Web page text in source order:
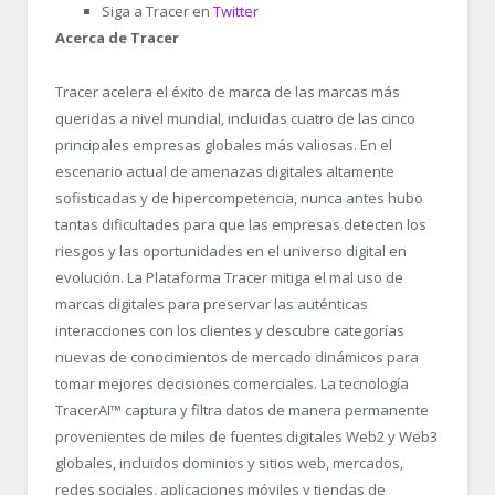
Siga a Tracer en Twitter
Acerca de Tracer
Tracer acelera el éxito de marca de las marcas más
queridas a nivel mundial, incluidas cuatro de las cinco
principales empresas globales más valiosas. En el
escenario actual de amenazas digitales altamente
sofisticadas y de hipercompetencia, nunca antes hubo
tantas dificultades para que las empresas detecten los
riesgos y las oportunidades en el universo digital en
evolución. La Plataforma Tracer mitiga el mal uso de
marcas digitales para preservar las auténticas
interacciones con los clientes y descubre categorías
nuevas de conocimientos de mercado dinámicos para
tomar mejores decisiones comerciales. La tecnología
TracerAI™ captura y filtra datos de manera permanente
provenientes de miles de fuentes digitales Web2 y Web3
globales, incluidos dominios y sitios web, mercados,
redes sociales, aplicaciones móviles y tiendas de